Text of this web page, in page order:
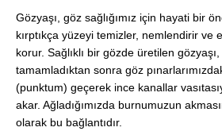
Gözyaşı, göz sağlığımız için hayati bir
kırptıkça yüzeyi temizler, nemlendirir ve
korur. Sağlıklı bir gözde üretilen
tamamladıktan sonra göz
(punktum) geçerek ince kanallar
akar. Ağladığımızda burnumuzun
olarak bu bağlantıdır.